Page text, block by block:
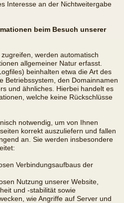
Interesse an der Nichtweitergabe
beim Besuch unserer
werden automatisch
allgemeiner Natur erfasst.
beinhalten etwa die Art des
Betriebssystem, den Domainnamen
und ähnliches. Hierbei handelt es
welche keine Rückschlüsse
notwendig, um von Ihnen
korrekt auszuliefern und fallen
an. Sie werden insbesondere
Verbindungsaufbaus der
Nutzung unserer Website,
und -stabilität sowie
wie Angriffe auf Server und